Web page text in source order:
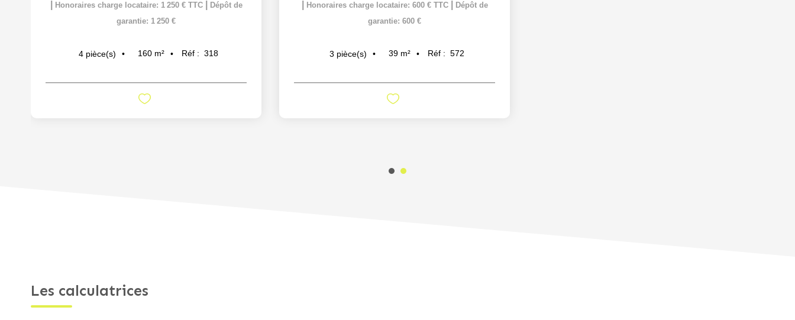
Honoraires charge locataire: 1 250 € TTC
Dépôt de
garantie: 1 250 €
4 pièce(s) 160 m² Réf : 318
Honoraires charge locataire: 600 € TTC
Dépôt de
garantie: 600 €
3 pièce(s) 39 m² Réf : 572
Les calculatrices